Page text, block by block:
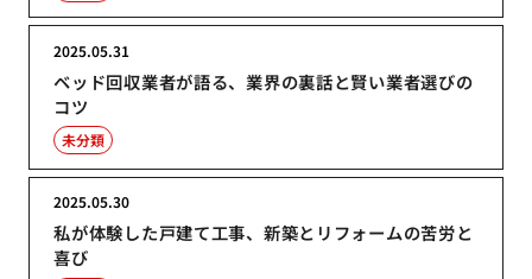
ベッド回収業者が語る、業界の裏話と賢い業者選びの
コツ
2025.05.31
未分類
私が体験した戸建て工事、新築とリフォームの苦労と
喜び
2025.05.30